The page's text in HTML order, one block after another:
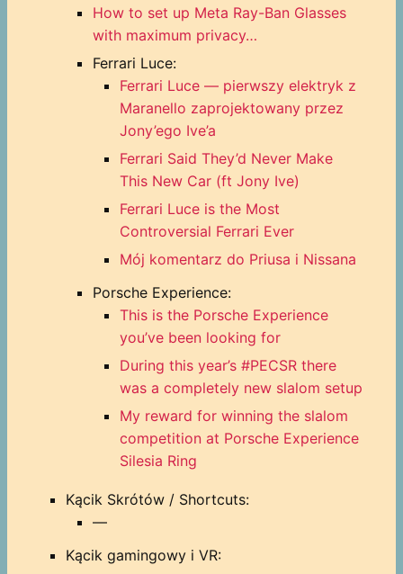
How to set up Meta Ray-Ban Glasses
with maximum privacy…
Ferrari Luce:
Ferrari Luce — pierwszy elektryk z
Maranello zaprojektowany przez
Jony’ego Ive’a
Ferrari Said They’d Never Make
This New Car (ft Jony Ive)
Ferrari Luce is the Most
Controversial Ferrari Ever
Mój komentarz do Priusa i Nissana
Porsche Experience:
This is the Porsche Experience
you’ve been looking for
During this year’s #PECSR there
was a completely new slalom setup
My reward for winning the slalom
competition at Porsche Experience
Silesia Ring
Kącik Skrótów / Shortcuts:
—
Kącik gamingowy i VR: